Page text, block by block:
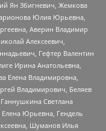
Ян Збигневич, Жемкова
Юлия Юрьевна,
Аверин Владимир
Алексеевич,
Гефтер Валентин
Ирина Анатольевна,
Елена Владимировна,
Владимирович, Беляев
Светлана
Елена Юрьевна, Гендель
Шуманов Илья